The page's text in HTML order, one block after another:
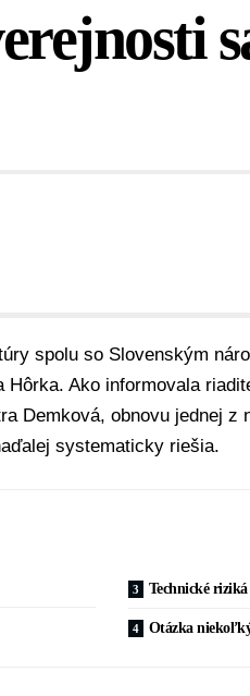
spolu so Slovenským
Hôrka. Ako informovala
Demková, obnovu jednej z
systematicky riešia.
Technické riziká
Otázka